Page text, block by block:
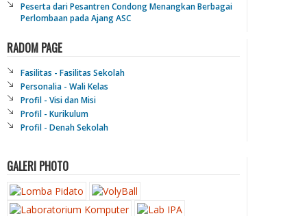
Peserta dari Pesantren Condong Menangkan Berbagai
Perlombaan pada Ajang ASC
RADOM PAGE
Fasilitas - Fasilitas Sekolah
Personalia - Wali Kelas
Profil - Visi dan Misi
Profil - Kurikulum
Profil - Denah Sekolah
GALERI PHOTO